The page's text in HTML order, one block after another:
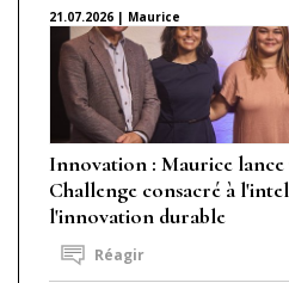
21.07.2026 | Maurice
Innovation : Maurice
Challenge consacré à
l'innovation durable
Réagir